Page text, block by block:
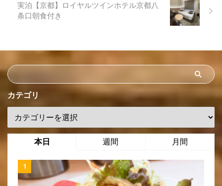
実泊【京都】ロイヤルツインホテル京都八
条口朝食付き
カテゴリ
本日 週間 月間